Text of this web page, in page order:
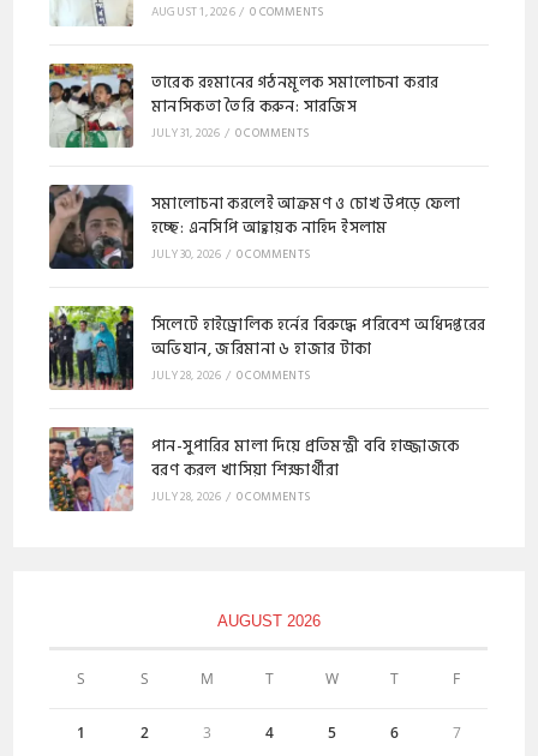
AUGUST 1, 2026/ 0 COMMENTS
​​তারেক রহমানের গঠনমূলক সমালোচনা করার
মানসিকতা তৈরি করুন: সারজিস
JULY 31, 2026 / 0 COMMENTS
সমালোচনা করলেই আক্রমণ ও চোখ উপড়ে ফেলা
হচ্ছে: এনসিপি আহ্বায়ক নাহিদ ইসলাম
JULY 30, 2026 / 0 COMMENTS
​সিলেটে হাইড্রোলিক হর্নের বিরুদ্ধে পরিবেশ অধিদপ্তরের
অভিযান, জরিমানা ৬ হাজার টাকা
JULY 28, 2026 / 0 COMMENTS
পান-সুপারির মালা দিয়ে প্রতিমন্ত্রী ববি হাজ্জাজকে
বরণ করল খাসিয়া শিক্ষার্থীরা
JULY 28, 2026 / 0 COMMENTS
AUGUST 2026
S S M T W T F
1 2 3 4 5 6 7